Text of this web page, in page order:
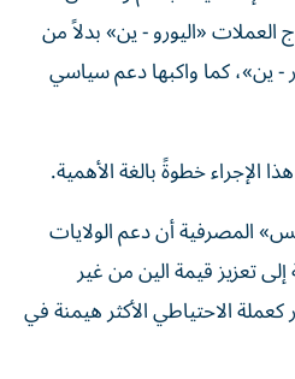
العملات «اليورو - ين» بدلاً من
- ين»، كما واكبها دعم سياسي
خطوةً بالغة الأهمية.
المصرفية أن دعم الولايات
إلى تعزيز قيمة الين من غير
كعملة الاحتياطي الأكثر هيمنة في